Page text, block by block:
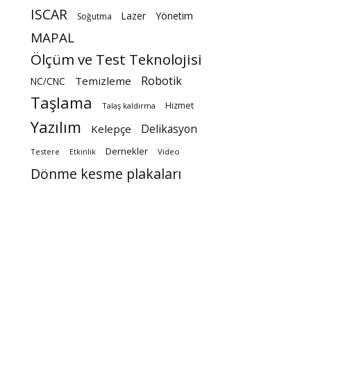
ISCAR Soğutma Lazer Yönetim
MAPAL
Ölçüm ve Test Teknolojisi
NC/CNC Temizleme Robotik
Taşlama Talaş kaldırma Hizmet
Yazılım Kelepçe Delikasyon
Testere Etkinlik Dernekler Video
Dönme kesme plakaları